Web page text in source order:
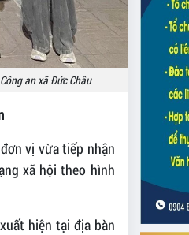
an xã Đức Châu
vị vừa tiếp nhận
xã hội theo hình
hiện tại địa bàn